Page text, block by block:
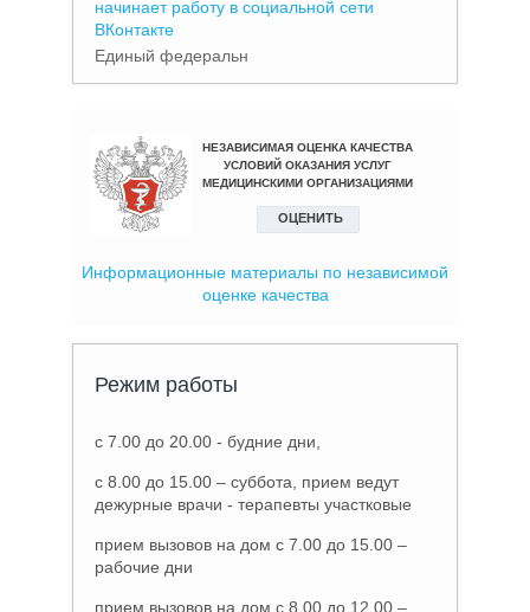
начинает работу в социальной сети
ВКонтакте
Единый федеральн
Информационные материалы по независимой
оценке качества
Режим работы
с 7.00 до 20.00 - будние дни,
с 8.00 до 15.00 – суббота, прием ведут
дежурные врачи - терапевты участковые
прием вызовов на дом с 7.00 до 15.00 –
рабочие дни
прием вызовов на дом с 8.00 до 12.00 –